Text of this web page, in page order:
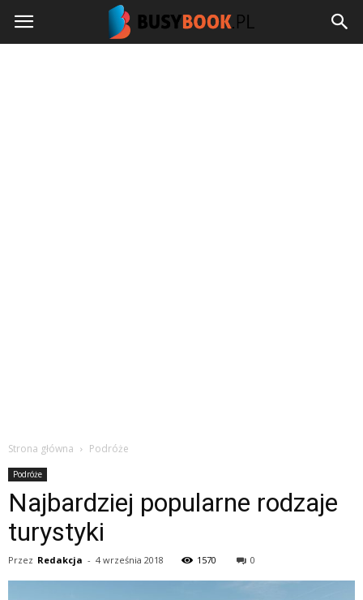
Strona główna Podróże
Podróże
Najbardziej popularne rodzaje
turystyki
Przez Redakcja - 4 września 2018 1570 0